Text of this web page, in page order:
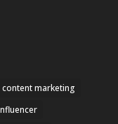
content marketing